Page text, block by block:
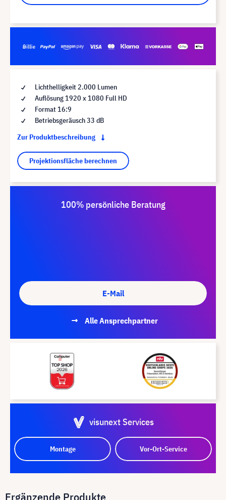
Lichthelligkeit 2.000 Lumen
Auflösung 1920 x 1080 Full HD
Format 16:9
Betriebsgeräusch 33 dB
Zur Produktbeschreibung
Projektionsfläche berechnen
100% persönliche Beratung
E-Mail
Alle Ansprechpartner
visunext Services
Montage Vor-Ort-Service
Ergänzende Produkte